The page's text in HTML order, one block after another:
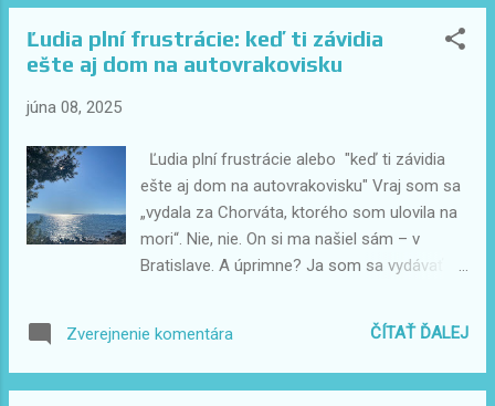
stresu, s úsmevom a možno aj s pár novými
zážitkami navyše. Či už cestujete s deťmi,
najlepšie, čo Vir a jeho okolie ponúkajú. 1.
TOP 10 miest, ktoré sa oplatí navštíviť na
ostrove Vir a v okolí Vir nie je len miestom
na leňošenie pri mori – jeho okolie ponúka
bohatú paletu zaujímavostí. Začnite v
historickom Ninu, ktorý je najstarším
svojím liečivým bahnom. V Zadare vás čaká
a sve...
Ľudia plní frustrácie: keď ti závidia
ešte aj dom na autovrakovisku
júna 08, 2025
Ľudia plní frustrácie alebo "keď ti závidia
ešte aj dom na autovrakovisku" Vraj som sa
„vydala za Chorváta, ktorého som ulovila na
mori“. Nie, nie. On si ma našiel sám – v
Bratislave. A úprimne? Ja som sa vydávať
čase, keď sa narodila naša dcéra, a nemuseli
by sme platiť pálku za pôrod, asi by sme sa
ani nebrali. Žijeme spolu len tak – normálne.
Zverejnenie komentára ČÍTAŤ ĎALEJ